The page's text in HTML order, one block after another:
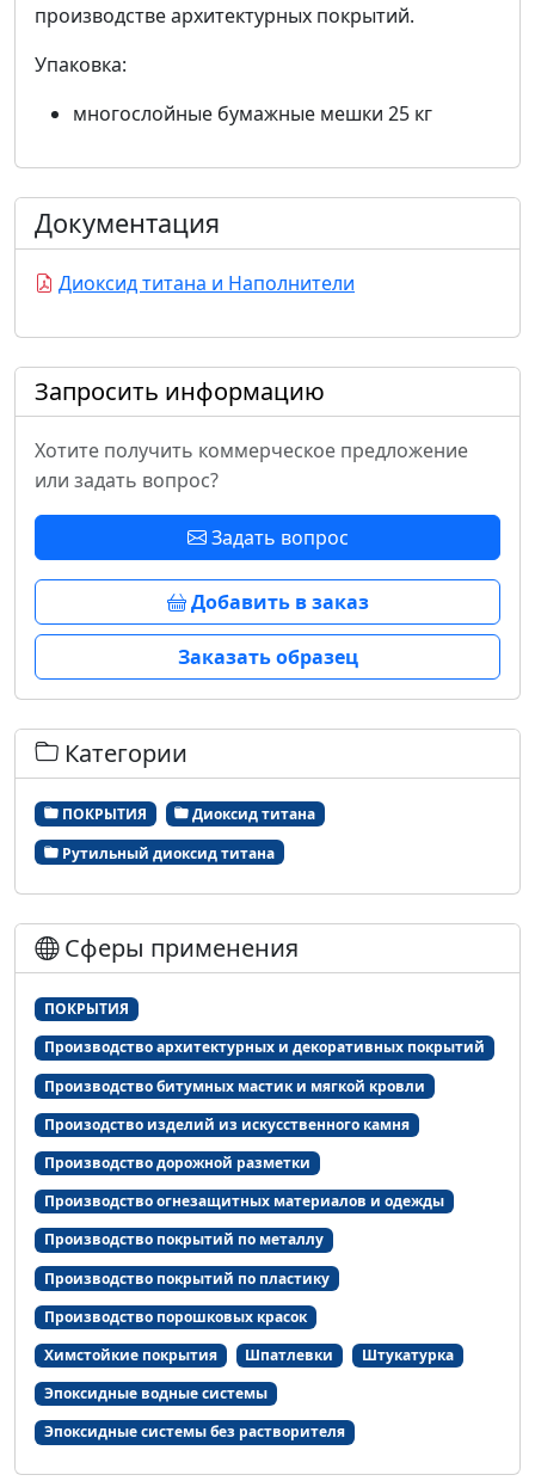
производстве архитектурных покрытий.
Упаковка:
многослойные бумажные мешки 25 кг
Документация
Диоксид титана и Наполнители
Запросить информацию
Хотите получить коммерческое предложение
или задать вопрос?
Задать вопрос
Добавить в заказ
Заказать образец
Категории
ПОКРЫТИЯ
Диоксид титана
Рутильный диоксид титана
Сферы применения
ПОКРЫТИЯ
Производство архитектурных и декоративных покрытий
Производство битумных мастик и мягкой кровли
Произодство изделий из искусственного камня
Производство дорожной разметки
Производство огнезащитных материалов и одежды
Производство покрытий по металлу
Производство покрытий по пластику
Производство порошковых красок
Химстойкие покрытия
Шпатлевки
Штукатурка
Эпоксидные водные системы
Эпоксидные системы без растворителя